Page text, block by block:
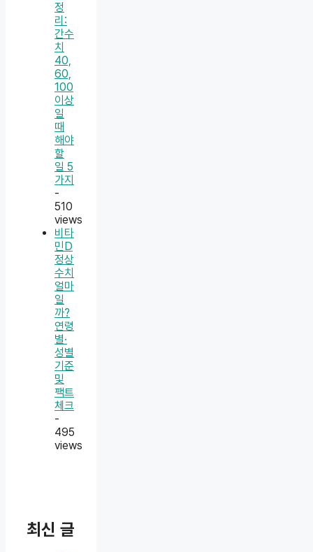
정
리:
간수
치
40,
60,
100
이상
일
때
해야
할
일 5
가지
-
510
views
비타
민D
정상
수치
얼마
일
까?
연령
별·
성별
기준
및
팩트
체크
-
495
views
최신 글